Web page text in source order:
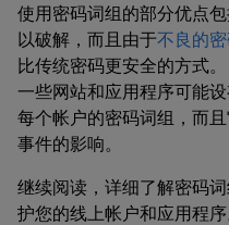
使用密码词组的部分优点
以破解，而且由于不良的
比传统密码更安全的方式
一些网站和应用程序可能
每个帐户的密码词组，而
事件的影响。
继续阅读，详细了解密码
护您的线上帐户和应用程序